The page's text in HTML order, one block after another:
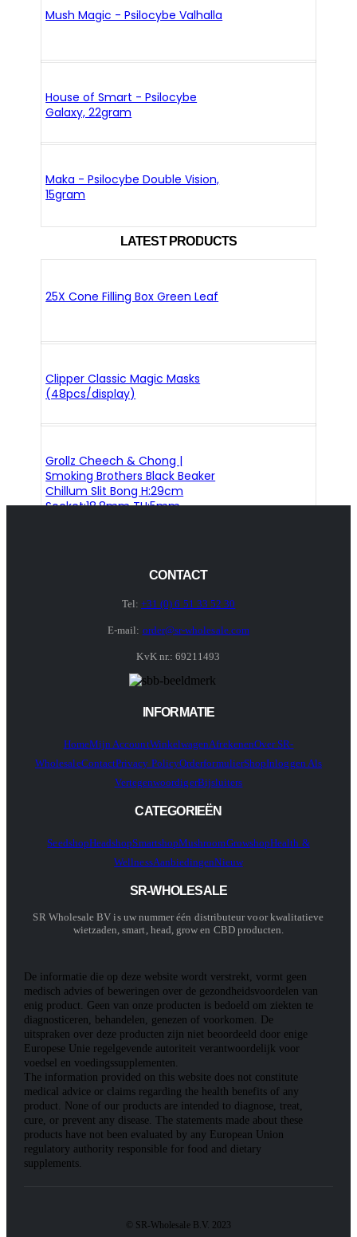
Mush Magic - Psilocybe Valhalla
House of Smart - Psilocybe
Galaxy, 22gram
Maka - Psilocybe Double Vision,
15gram
LATEST PRODUCTS
25X Cone Filling Box Green Leaf
Clipper Classic Magic Masks
(48pcs/display)
Grollz Cheech & Chong |
Smoking Brothers Black Beaker
Chillum Slit Bong H:29cm
Socket:18.8mm TH:5mm
CONTACT
Tel: +31 (0) 6 51 33 52 30
E-mail: order@sr-wholesale.com
KvK nr.: 69211493
INFORMATIE
HomeMijn AccountWinkelwagenAfrekenenOver SR-
WholesaleContactPrivacy PolicyOrderformulierShopInloggen Als
VertegenwoordigerBijsluiters
CATEGORIEËN
SeedshopHeadshopSmartshopMushroomGrowshopHealth &
WellnessAanbiedingenNieuw
SR-WHOLESALE
SR Wholesale BV is uw nummer één distributeur voor kwalitatieve
wietzaden, smart, head, grow en CBD producten.
De informatie die op deze website wordt verstrekt, vormt geen
medisch advies of beweringen over de gezondheidsvoordelen van
enig product. Geen van onze producten is bedoeld om ziekten te
diagnosticeren, behandelen, genezen of voorkomen. De
uitspraken over deze producten zijn niet beoordeeld door enige
Europese Unie regelgevende autoriteit verantwoordelijk voor
voedsel en voedingssupplementen.
The information provided on this website does not constitute
medical advice or claims regarding the health benefits of any
product. None of our products are intended to diagnose, treat,
cure, or prevent any disease. The statements made about these
products have not been evaluated by any European Union
regulatory authority responsible for food and dietary
supplements.
© SR-Wholesale B.V. 2023